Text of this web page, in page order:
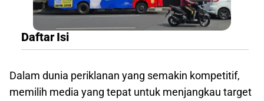
Daftar Isi
Dalam dunia periklanan yang semakin kompetitif,
memilih media yang tepat untuk menjangkau target